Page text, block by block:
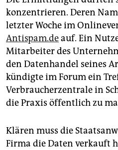
konzentrieren. Deren
letzter Woche im
Antispam.deauf. Ein
Mitarbeiter des
den Datenhandel seines
kündigte im Forum ein
Verbraucherzentrale in
die Praxis öffentlich zu
Klären muss die
Firma die Daten verkauft